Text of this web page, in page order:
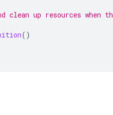
clean up resources when
()